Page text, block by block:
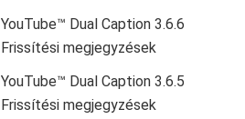
YouTube™ Dual Caption 3.6.6
Frissítési megjegyzések
YouTube™ Dual Caption 3.6.5
Frissítési megjegyzések